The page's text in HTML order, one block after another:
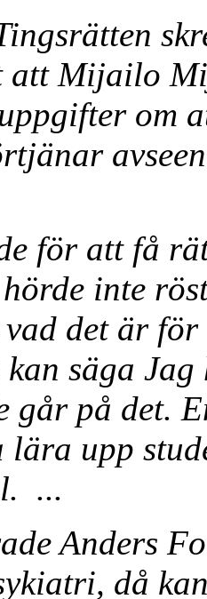
att Mijailo
om
för att få
inte
det är
kan säga
går på det.
upp
...
Anders
då